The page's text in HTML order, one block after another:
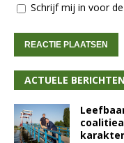
Schrijf mij in voor
ACTUELE BERICHTEN